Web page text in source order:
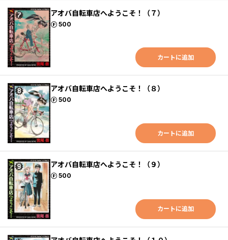
アオバ自転車店へようこそ！（７）
500
ポイント
カートに追加
アオバ自転車店へようこそ！（８）
500
ポイント
カートに追加
アオバ自転車店へようこそ！（９）
500
ポイント
カートに追加